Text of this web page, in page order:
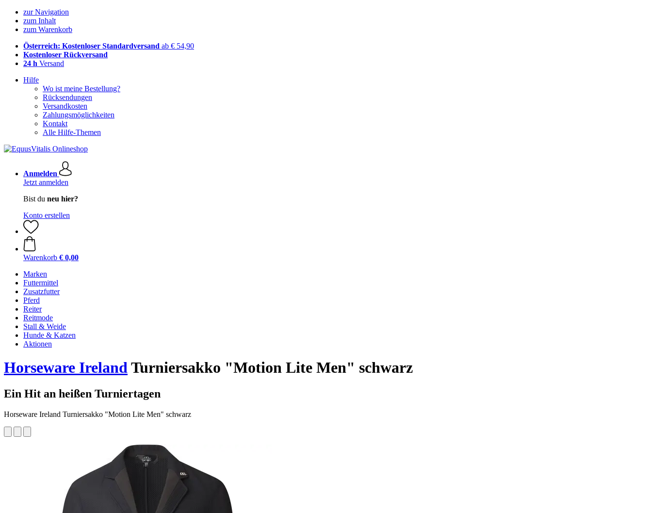
zur Navigation
zum Inhalt
zum Warenkorb
Österreich: Kostenloser Standardversand ab € 54,90
Kostenloser Rückversand
24 h Versand
Hilfe
Wo ist meine Bestellung?
Rücksendungen
Versandkosten
Zahlungsmöglichkeiten
Kontakt
Alle Hilfe-Themen
Anmelden
Jetzt anmelden
Bist du neu hier?
Konto erstellen
Warenkorb € 0,00
Marken
Futtermittel
Zusatzfutter
Pferd
Reiter
Reitmode
Stall & Weide
Hunde & Katzen
Aktionen
Horseware IrelandTurniersakko "Motion Lite Men" schwarz
Ein Hit an heißen Turniertagen
Horseware Ireland Turniersakko "Motion Lite Men" schwarz